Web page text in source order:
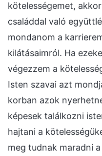
kötelességemet,
családdal való
mondanom a
kilátásaimról. Ha
végezzem a
Isten szavai azt
korban azok
képesek találkozni
hajtani a
meg tudnak maradni